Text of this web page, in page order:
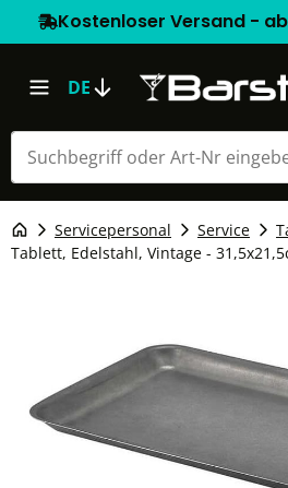
Kostenloser Versand -
DE
Servicepersonal Service
Tablett, Edelstahl, Vintage -